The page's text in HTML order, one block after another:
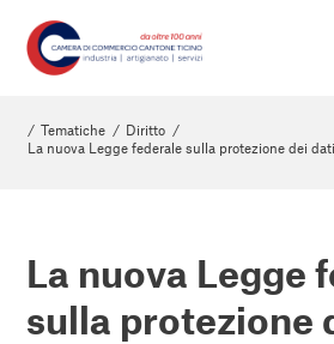
/ Tematiche / Diritto /
La nuova Legge federale sulla protezione dei dati
La nuova Legge
sulla protezione